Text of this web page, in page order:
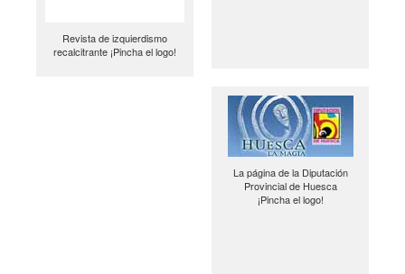
Revista de izquierdismo
recalcitrante ¡Pincha el logo!
La página de la Diputación
Provincial de Huesca
¡Pincha el logo!